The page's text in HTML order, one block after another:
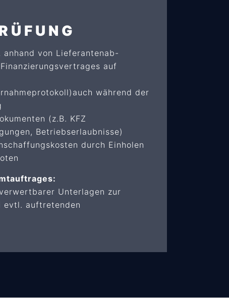
von Lieferantenab-
auf
während der
(z.B. KFZ
Betriebserlaubnisse)
durch Einholen
Unterlagen zur
evtl. auftretenden